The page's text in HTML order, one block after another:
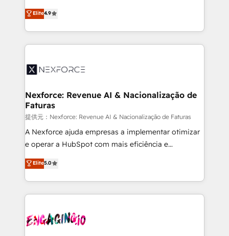
partner, we know how important user adoption is.
That's why we have developed a step-by-step
technology and people with each other. Together we
strive for optimal customer processes and
no tienen un problema de herramientas. Tienen un
problema de orden. Equipos desalineados, datos
dispersos y procesos que dependen de personas
clave — no de sistemas. Eso frena el crecimiento,
⚙️ Grows ordena los procesos comerciales, alinea
de forma que genera resultados reales desde las
primeras semanas — no meses. 🤝 No entregamos
proyectos y nos vamos. Nos quedamos como
socios estratégicos, ayudando a sostener y escalar
lo que construimos juntos. Porque crecer sin orden
Operamos en Colombia, Perú, México, Ecuador,
Chile, Panamá, Bolivia, Argentina y República
B2B. ✅ Crece con orden. Crece con Grows.
Elite4.9
Nexforce: Revenue AI & Nacionalização de
Faturas
提供元：Nexforce: Revenue AI & Nacionalização de Faturas
A Nexforce ajuda empresas a implementar otimizar
e operar a HubSpot com mais eficiência e
previsibilidade de receita. Combinamos Revenue
Operations (RevOps) e Inteligência Artificial para
estruturar processos integrar sistemas organizar
dados e automatizar operações. O objetivo é
operacional de receita conectando equipes
Elite5.0